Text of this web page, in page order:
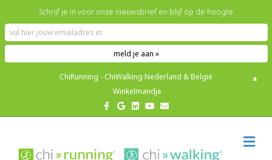
ChiRunning - ChiWalking Nederland & België
Winkelmandje
Facebook
GoogleLinkedinYoutube
Email
Schrijf je in voor onze nieuwsbrief en blijf op de hoogte
▲